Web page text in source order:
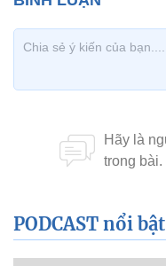
PODCAST nổi bật